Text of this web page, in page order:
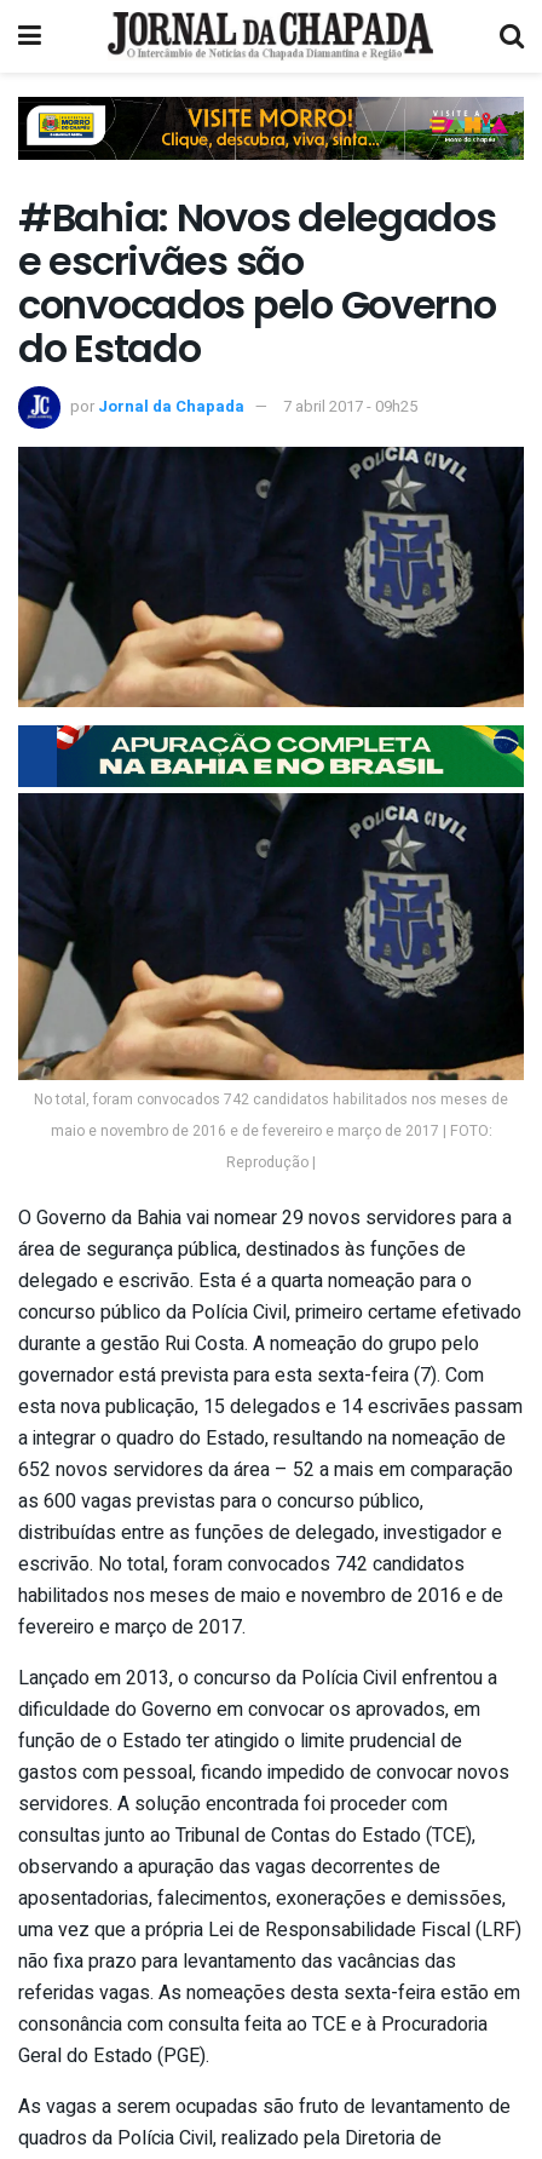
#Bahia: Novos delegados
e escrivães são
convocados pelo Governo
do Estado
por Jornal da Chapada 7 abril 2017 - 09h25
No total, foram convocados 742 candidatos habilitados nos meses de
maio e novembro de 2016 e de fevereiro e março de 2017 | FOTO:
Reprodução |
O Governo da Bahia vai nomear 29 novos servidores para a
área de segurança pública, destinados às funções de
delegado e escrivão. Esta é a quarta nomeação para o
concurso público da Polícia Civil, primeiro certame efetivado
durante a gestão Rui Costa. A nomeação do grupo pelo
governador está prevista para esta sexta-feira (7). Com
esta nova publicação, 15 delegados e 14 escrivães passam
a integrar o quadro do Estado, resultando na nomeação de
652 novos servidores da área – 52 a mais em comparação
as 600 vagas previstas para o concurso público,
distribuídas entre as funções de delegado, investigador e
escrivão. No total, foram convocados 742 candidatos
habilitados nos meses de maio e novembro de 2016 e de
fevereiro e março de 2017.
Lançado em 2013, o concurso da Polícia Civil enfrentou a
dificuldade do Governo em convocar os aprovados, em
função de o Estado ter atingido o limite prudencial de
gastos com pessoal, ficando impedido de convocar novos
servidores. A solução encontrada foi proceder com
consultas junto ao Tribunal de Contas do Estado (TCE),
observando a apuração das vagas decorrentes de
aposentadorias, falecimentos, exonerações e demissões,
uma vez que a própria Lei de Responsabilidade Fiscal (LRF)
não fixa prazo para levantamento das vacâncias das
referidas vagas. As nomeações desta sexta-feira estão em
consonância com consulta feita ao TCE e à Procuradoria
Geral do Estado (PGE).
As vagas a serem ocupadas são fruto de levantamento de
quadros da Polícia Civil, realizado pela Diretoria de